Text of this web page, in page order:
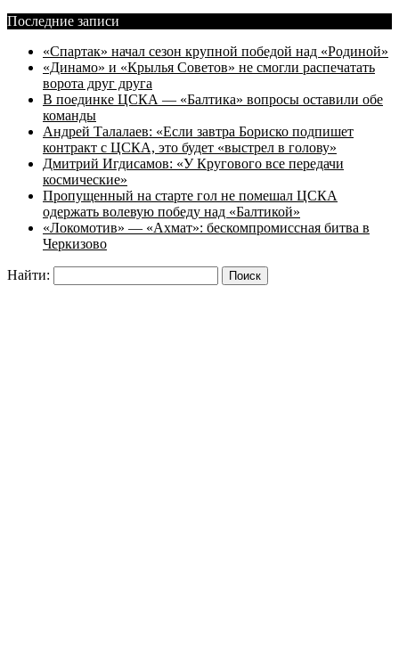
Последние записи
«Спартак» начал сезон крупной победой над «Родиной»
«Динамо» и «Крылья Советов» не смогли распечатать
ворота друг друга
В поединке ЦСКА — «Балтика» вопросы оставили обе
команды
Андрей Талалаев: «Если завтра Бориско подпишет
контракт с ЦСКА, это будет «выстрел в голову»
Дмитрий Игдисамов: «У Кругового все передачи
космические»
Пропущенный на старте гол не помешал ЦСКА
одержать волевую победу над «Балтикой»
«Локомотив» — «Ахмат»: бескомпромиссная битва в
Черкизово
Найти: